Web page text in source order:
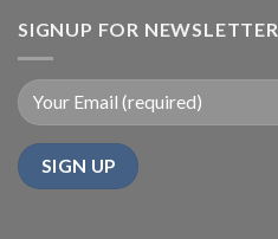
SIGNUP FOR NEWSLETTER